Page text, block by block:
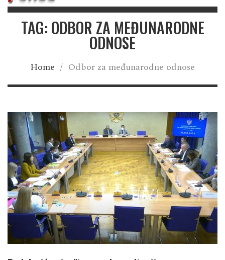
TAG: ODBOR ZA MEĐUNARODNE
ODNOSE
Home / Odbor za međunarodne odnose